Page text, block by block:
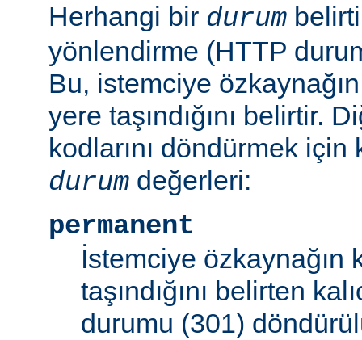
Herhangi bir durum
yönlendirme (HTTP
Bu, istemciye
yere taşındığını belirtir.
kodlarını döndürmek için
durum değerleri:
permanent
İstemciye özkaynağın
taşındığını belirten
durumu (301)